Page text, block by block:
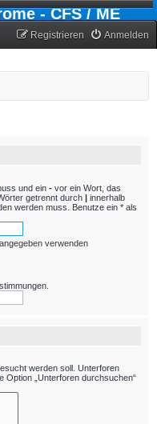
- CFS / ME
Anmelden
Registrieren
und ein - vor ein Wort, das
getrennt durch | innerhalb
werden muss. Benutze ein * als
verwenden
werden soll. Unterforen
Option „Unterforen durchsuchen“